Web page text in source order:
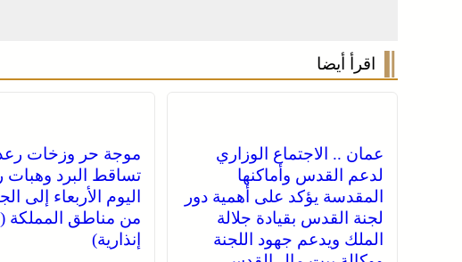
اقرأ أيضا
عمان .. الاجتماع الوزاري
لدعم القدس وأماكنها
المقدسة يؤكد على أهمية دور
لجنة القدس بقيادة جلالة
الملك ويدعم جهود اللجنة
موجة حر وزخات
تساقط البرد وهبات
اليوم الأربعاء إلى
من مناطق المملكة
إنذارية)